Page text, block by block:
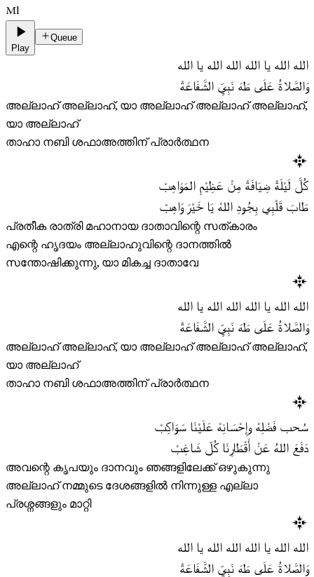
Ml
Play
Queue
الله الله يا الله الله الله يا الله
وَالصَّلاةُ عَلَى طَهَ نَبِيِّ الشَّفَاعَةْ
അല്ലാഹ് അല്ലാഹ്, യാ അല്ലാഹ് അല്ലാഹ് അല്ലാഹ്,
യാ അല്ലാഹ്
താഹാ നബി ശഫാഅത്തിന് പ്രാർത്ഥന
كُلَّ لَيْلَةْ ضِيَافَةْ مِنْ عَظِيْمِ المَوَاهِبْ
طَابَ قَلْبِي بِجُودِ اللهْ يَا خَيْرَ وَاهِبْ
പ്രതീക രാത്രി മഹാനായ ദാതാവിന്റെ സത്കാരം
എന്റെ ഹൃദയം അല്ലാഹുവിന്റെ ദാനത്തിൽ
സന്തോഷിക്കുന്നു, യാ മികച്ച ദാതാവേ
الله الله يا الله الله الله يا الله
وَالصَّلاةُ عَلَى طَهَ نَبِيِّ الشَّفَاعَةْ
അല്ലാഹ് അല്ലാഹ്, യാ അല്ലാഹ് അല്ലാഹ് അല്ലാഹ്,
യാ അല്ലാഹ്
താഹാ നബി ശഫാഅത്തിന് പ്രാർത്ഥന
سُحب فَضْلِهْ وإِحْسَانِهْ عَلَيْنَا سَوَاكِبْ
دَفَعَ اللهُ عَنْ أَقْطَارِنَا كُلّ شَاغِبْ
അവന്റെ കൃപയും ദാനവും ഞങ്ങളിലേക്ക് ഒഴുകുന്നു
അല്ലാഹ് നമ്മുടെ ദേശങ്ങളിൽ നിന്നുള്ള എല്ലാ
പ്രശ്നങ്ങളും മാറ്റി
الله الله يا الله الله الله يا الله
وَالصَّلاةُ عَلَى طَهَ نَبِيِّ الشَّفَاعَةْ